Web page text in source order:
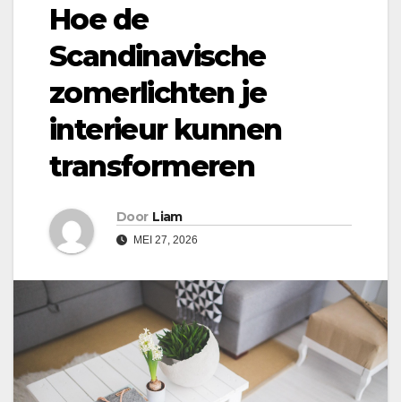
Hoe de
Scandinavische
zomerlichten je
interieur kunnen
transformeren
Door Liam
MEI 27, 2026